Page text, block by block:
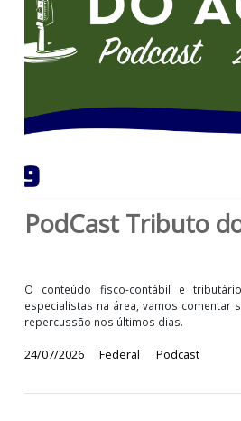
PodCast
O conteúdo fisco-contábil e
repercussão nos últimos dias.